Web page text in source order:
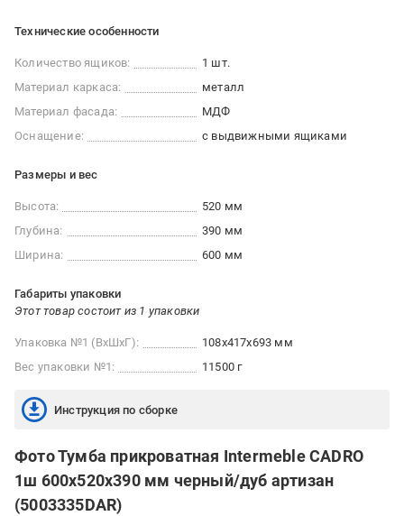
Технические особенности
Количество ящиков:
1 шт.
Материал каркаса:
металл
Материал фасада:
МДФ
Оснащение:
с выдвижными ящиками
Размеры и вес
Высота:
520 мм
Глубина:
390 мм
Ширина:
600 мм
Габариты упаковки
Этот товар состоит из 1 упаковки
Упаковка №1 (ВхШхГ):
108x417x693 мм
Вес упаковки №1:
11500 г
Инструкция по сборке
Фото Тумба прикроватная Intermeble CADRO
1ш 600x520x390 мм черный/дуб артизан
(5003335DAR)